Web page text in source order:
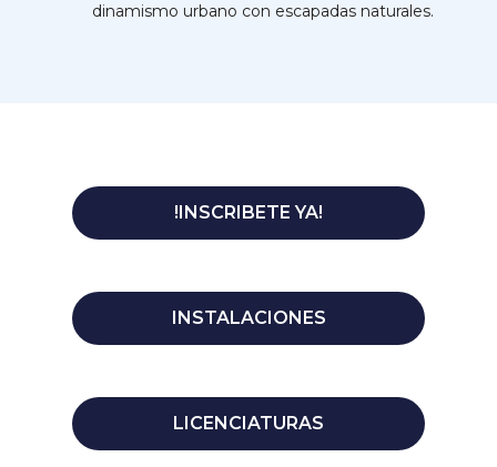
dinamismo urbano con escapadas naturales.
!INSCRIBETE YA!
INSTALACIONES
LICENCIATURAS